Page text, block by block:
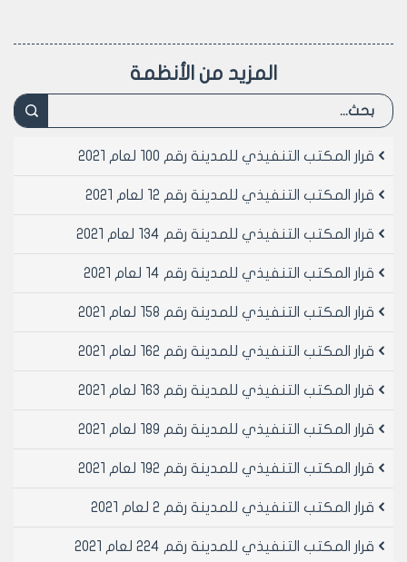
المزيد من الأنظمة
قرار المكتب التنفيذي للمدينة رقم 100 لعام 2021
قرار المكتب التنفيذي للمدينة رقم 12 لعام 2021
قرار المكتب التنفيذي للمدينة رقم 134 لعام 2021
قرار المكتب التنفيذي للمدينة رقم 14 لعام 2021
قرار المكتب التنفيذي للمدينة رقم 158 لعام 2021
قرار المكتب التنفيذي للمدينة رقم 162 لعام 2021
قرار المكتب التنفيذي للمدينة رقم 163 لعام 2021
قرار المكتب التنفيذي للمدينة رقم 189 لعام 2021
قرار المكتب التنفيذي للمدينة رقم 192 لعام 2021
قرار المكتب التنفيذي للمدينة رقم 2 لعام 2021
قرار المكتب التنفيذي للمدينة رقم 224 لعام 2021